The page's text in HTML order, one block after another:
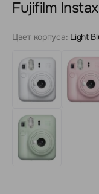
Fujifilm
Цвет корпуса: Light